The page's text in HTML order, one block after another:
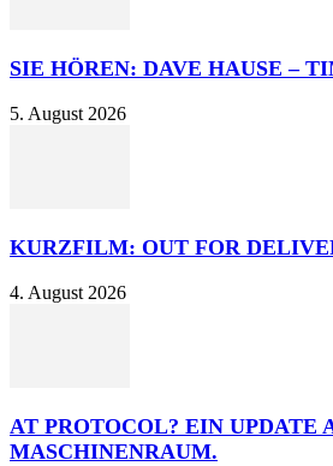
SIE HÖREN: DAVE HAUSE –
5. August 2026
KURZFILM: OUT FOR
4. August 2026
AT PROTOCOL? EIN UPDATE
MASCHINENRAUM.